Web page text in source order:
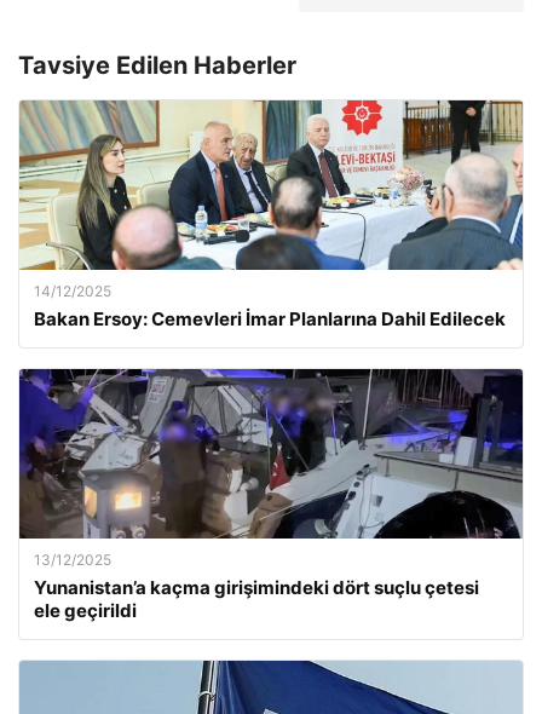
Tavsiye Edilen Haberler
14/12/2025
Bakan Ersoy: Cemevleri İmar Planlarına Dahil Edilecek
13/12/2025
Yunanistan’a kaçma girişimindeki dört suçlu çetesi
ele geçirildi